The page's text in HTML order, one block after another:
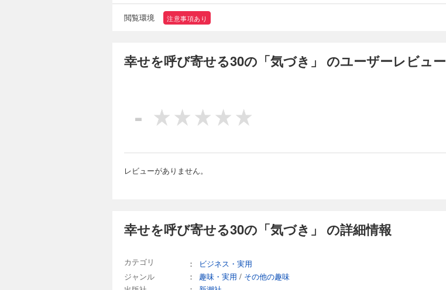
閲覧環境 注意事項あり
幸せを呼び寄せる30の「気づき」 のユーザーレビュー
-
レビューがありません。
幸せを呼び寄せる30の「気づき」 の詳細情報
カテゴリ ：
ビジネス・実用
ジャンル
： 趣味・実用 / その他の趣味